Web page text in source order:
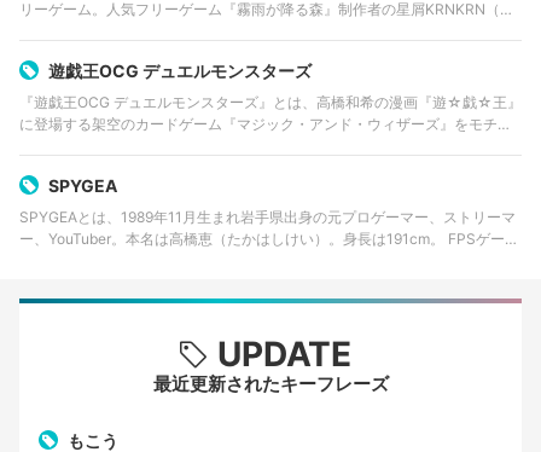
リーゲーム。人気フリーゲーム『霧雨が降る森』制作者の星屑KRNKRN（真
遊戯王OCG デュエルモンスターズ
『遊戯王OCG デュエルモンスターズ』とは、高橋和希の漫画『遊☆戯☆王』
に登場する架空のカードゲーム『マジック・アンド・ウィザーズ』をモチー
SPYGEA
SPYGEAとは、1989年11月生まれ岩手県出身の元プロゲーマー、ストリーマ
ー、YouTuber。本名は高橋恵（たかはしけい）。身長は191cm。 FPSゲーム
UPDATE
最近更新されたキーフレーズ
もこう